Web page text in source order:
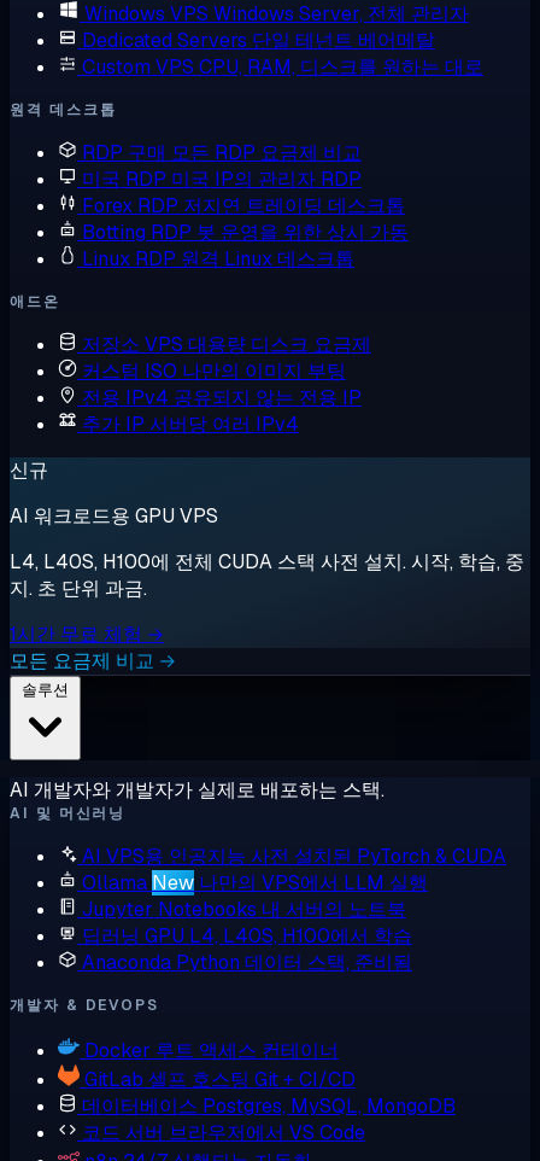
Windows VPS Windows Server, 전체 관리자
Dedicated Servers 단일 테넌트 베어메탈
Custom VPS CPU, RAM, 디스크를 원하는 대로
원격 데스크톱
RDP 구매 모든 RDP 요금제 비교
미국 RDP 미국 IP의 관리자 RDP
Forex RDP 저지연 트레이딩 데스크톱
Botting RDP 봇 운영을 위한 상시 가동
Linux RDP 원격 Linux 데스크톱
애드온
저장소 VPS 대용량 디스크 요금제
커스텀 ISO 나만의 이미지 부팅
전용 IPv4 공유되지 않는 전용 IP
추가 IP 서버당 여러 IPv4
신규
AI 워크로드용 GPU VPS
L4, L40S, H100에 전체 CUDA 스택 사전 설치. 시작, 학습, 중
지. 초 단위 과금.
1시간 무료 체험 →
모든 요금제 비교 →
AI 개발자와 개발자가 실제로 배포하는 스택.
AI 및 머신러닝
AI VPS용 인공지능 사전 설치된 PyTorch & CUDA
Ollama New 나만의 VPS에서 LLM 실행
Jupyter Notebooks 내 서버의 노트북
딥러닝 GPU L4, L40S, H100에서 학습
Anaconda Python 데이터 스택, 준비됨
개발자 & DEVOPS
Docker 루트 액세스 컨테이너
GitLab 셀프 호스팅 Git + CI/CD
데이터베이스 Postgres, MySQL, MongoDB
코드 서버 브라우저에서 VS Code